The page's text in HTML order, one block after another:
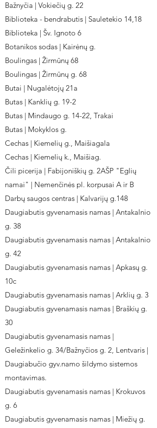
Bažnyčia | Vokiečių g. 22
Biblioteka - bendrabutis | Sauletekio 14,18
Biblioteka | Šv. Ignoto 6
Botanikos sodas | Kairėnų g.
Boulingas | Žirmūnų 68
Boulingas | Žirmūnų g. 68
Butai | Nugalėtojų 21a
Butas | Kanklių g. 19-2
Butas | Mindaugo g. 14-22, Trakai
Butas | Mokyklos g.
Cechas | Kiemelių g., Maišiagala
Cechas | Kiemelių k., Maišiag.
Čili picerija | Fabijoniškių g. 2AŠP "Eglių
namai" | Nemenčinės pl. korpusai A ir B
Darbų saugos centras | Kalvarijų g.148
Daugiabutis gyvenamasis namas | Antakalnio
g. 38
Daugiabutis gyvenamasis namas | Antakalnio
g. 42
Daugiabutis gyvenamasis namas | Apkasų g.
10c
Daugiabutis gyvenamasis namas | Arklių g. 3
Daugiabutis gyvenamasis namas | Braškių g.
30
Daugiabutis gyvenamasis namas |
Geležinkelio g. 34/Bažnyčios g. 2, Lentvaris |
Daugiabučio gyv.namo šildymo sistemos
montavimas.
Daugiabutis gyvenamasis namas | Krokuvos
g. 6
Daugiabutis gyvenamasis namas | Miežių g.